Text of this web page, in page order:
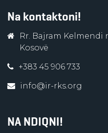
Na kontaktoni!
Rr. Bajram Kelmendi
Kosovë
+383 45 906 733
info@ir-rks.org
NA NDIQNI!